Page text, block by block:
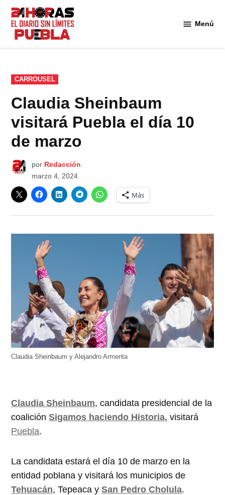
Saltar
contenido
Menú
PUBLICADO
EN
CARROUSEL
Claudia Sheinbaum
visitará Puebla el día 10
de marzo
por Redacción
marzo 4, 2024
Más
Claudia Sheinbaum y Alejandro Armenta
Claudia Sheinbaum, candidata presidencial de la
coaliciónSigamos haciendo Historia, visitará
Puebla.
La candidata estará el día 10 de marzo en la
entidad poblana y visitará los municipios de
Tehuacán, Tepeaca ySan Pedro Cholula.